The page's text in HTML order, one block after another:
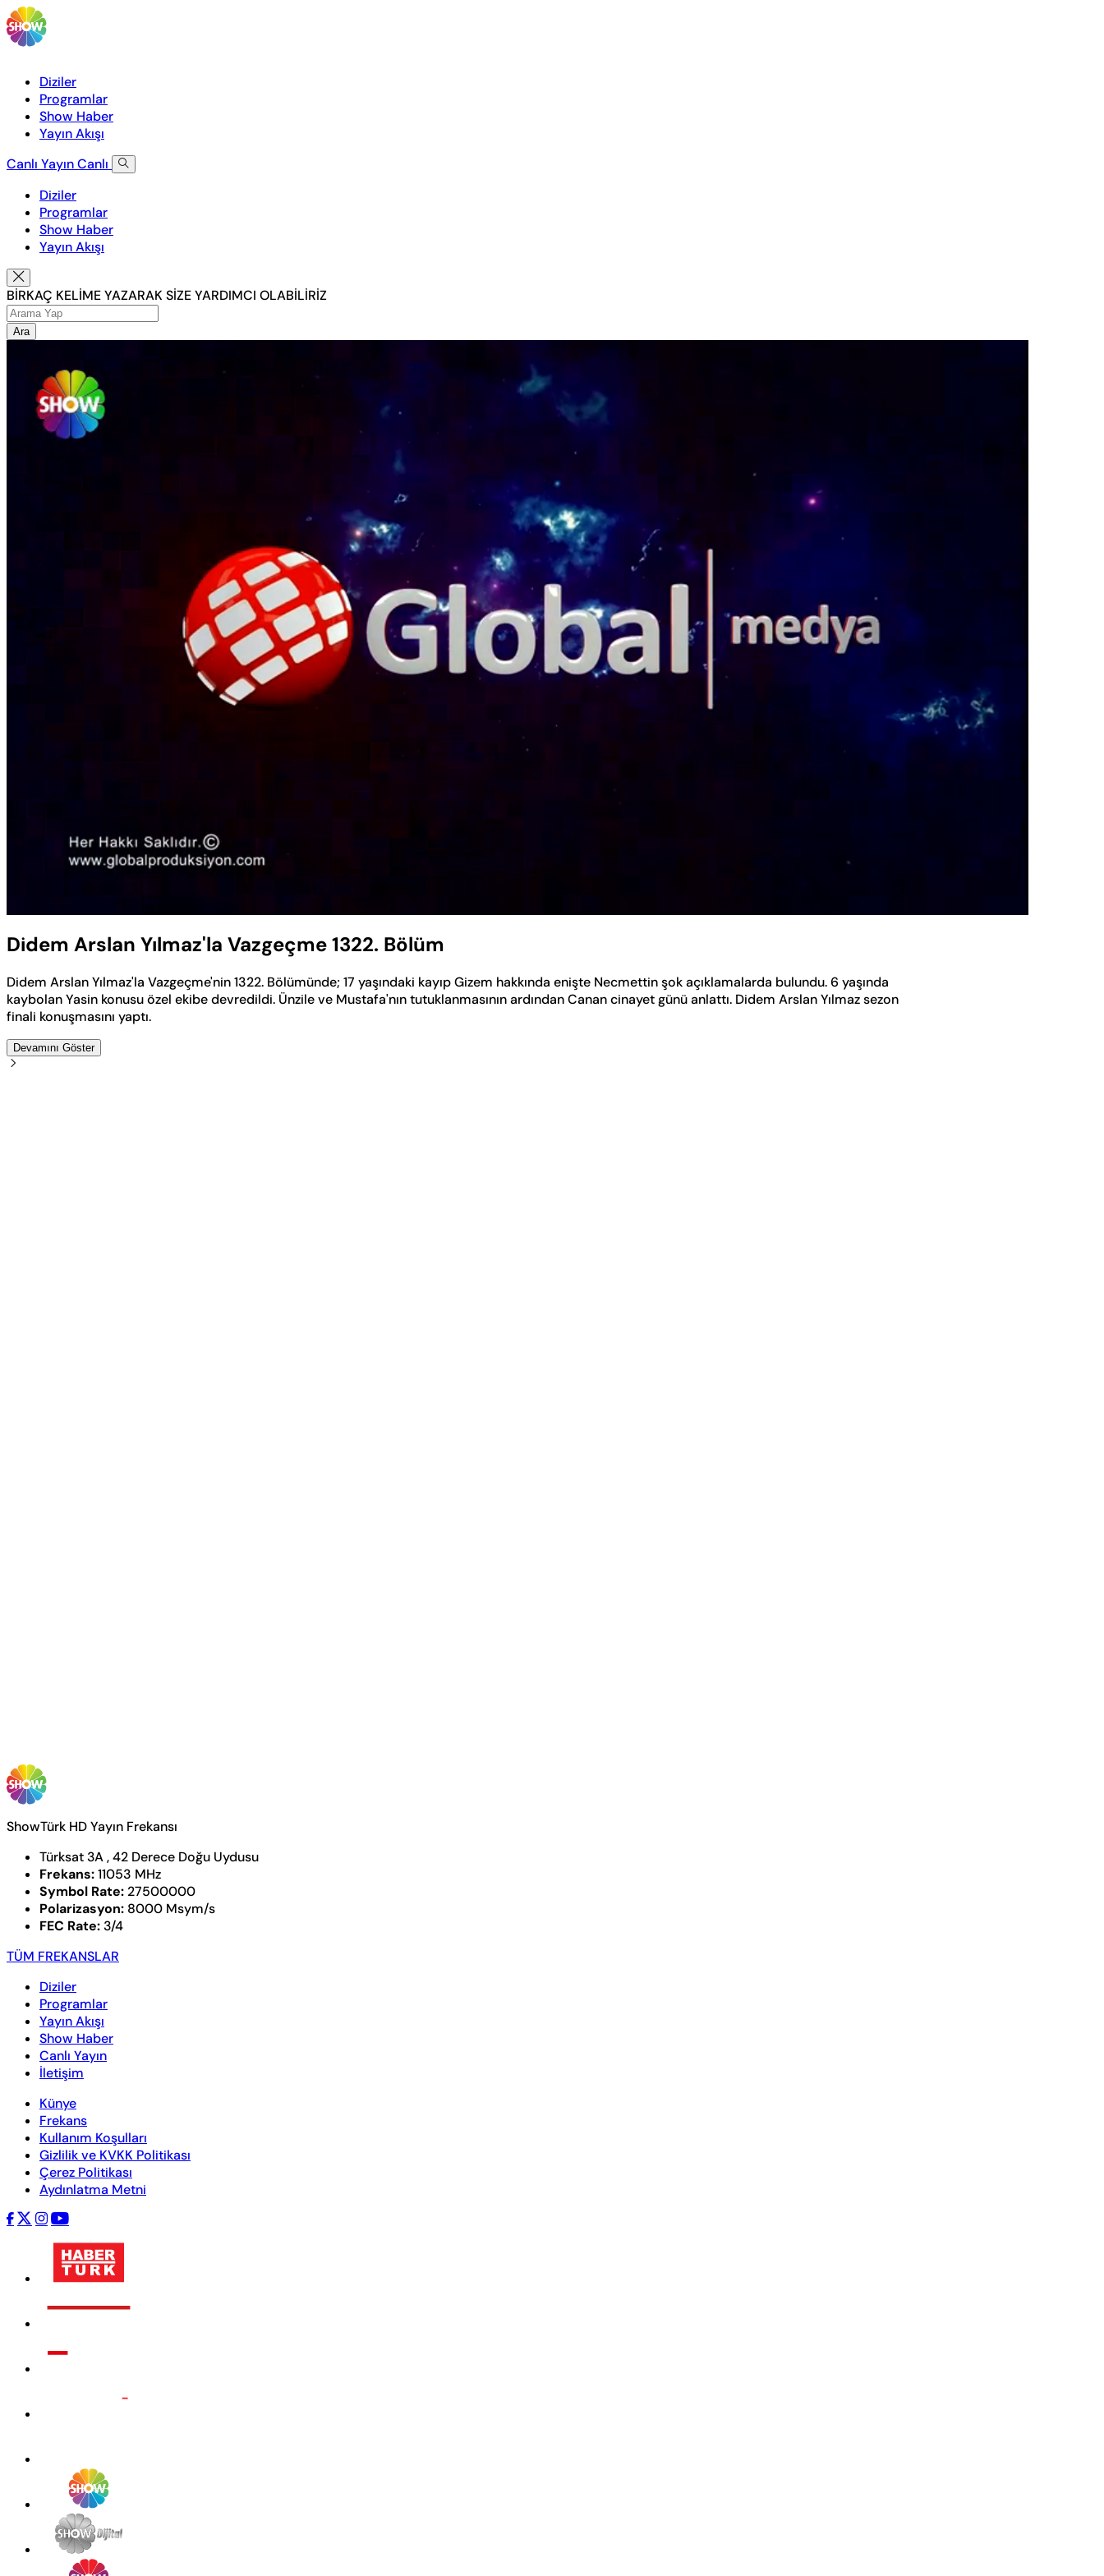
Diziler
Programlar
Show Haber
Yayın Akışı
Canlı YayınCanlı
Diziler
Programlar
Show Haber
Yayın Akışı
BİRKAÇ KELİME YAZARAK SİZE YARDIMCI OLABİLİRİZ
Ara
Didem Arslan Yılmaz'la Vazgeçme 1322. Bölüm
Didem Arslan Yılmaz'la Vazgeçme'nin 1322. Bölümünde; 17 yaşındaki kayıp Gizem hakkında enişte Necmettin şok açıklamalarda bulundu. 6 yaşında
kaybolan Yasin konusu özel ekibe devredildi. Ünzile ve Mustafa'nın tutuklanmasının ardından Canan cinayet günü anlattı. Didem Arslan Yılmaz sezon
finali konuşmasını yaptı.
Devamını Göster
ShowTürk HD Yayın Frekansı
Türksat 3A , 42 Derece Doğu Uydusu
Frekans:11053 MHz
Symbol Rate: 27500000
Polarizasyon: 8000 Msym/s
FEC Rate: 3/4
TÜM FREKANSLAR
Diziler
Programlar
Yayın Akışı
Show Haber
Canlı Yayın
İletişim
Künye
Frekans
Kullanım Koşulları
Gizlilik ve KVKK Politikası
Çerez Politikası
Aydınlatma Metni